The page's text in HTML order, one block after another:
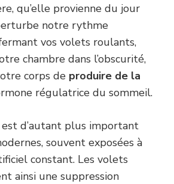
qu’elle provienne du jour
notre rythme
vos volets roulants,
chambre dans l’obscurité,
corps de produire de la
régulatrice du sommeil.
est d’autant plus important
souvent exposées à
constant. Les volets
ainsi une suppression